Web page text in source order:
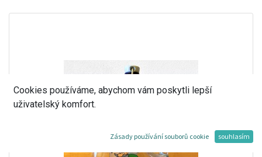
Cookies používáme, abychom vám poskytli lepší
uživatelský komfort.
Zásady používání souborů cookie souhlasím